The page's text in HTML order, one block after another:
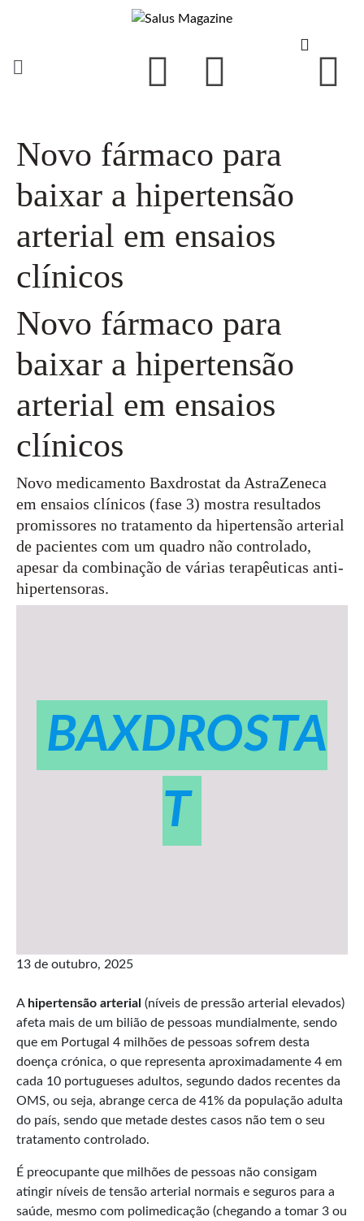
Novo fármaco para
baixar a hipertensão
arterial em ensaios
clínicos
Novo fármaco para
baixar a hipertensão
arterial em ensaios
clínicos
Novo medicamento Baxdrostat da AstraZeneca
em ensaios clínicos (fase 3) mostra resultados
promissores no tratamento da hipertensão arterial
de pacientes com um quadro não controlado,
apesar da combinação de várias terapêuticas anti-
hipertensoras.
BAXDROSTA
T
13 de outubro, 2025
A hipertensão arterial (níveis de pressão arterial elevados)
afeta mais de um bilião de pessoas mundialmente, sendo
que em Portugal 4 milhões de pessoas sofrem desta
doença crónica, o que representa aproximadamente 4 em
cada 10 portugueses adultos, segundo dados recentes da
OMS, ou seja, abrange cerca de 41% da população adulta
do país, sendo que metade destes casos não tem o seu
tratamento controlado.
É preocupante que milhões de pessoas não consigam
atingir níveis de tensão arterial normais e seguros para a
saúde, mesmo com polimedicação (chegando a tomar 3 ou